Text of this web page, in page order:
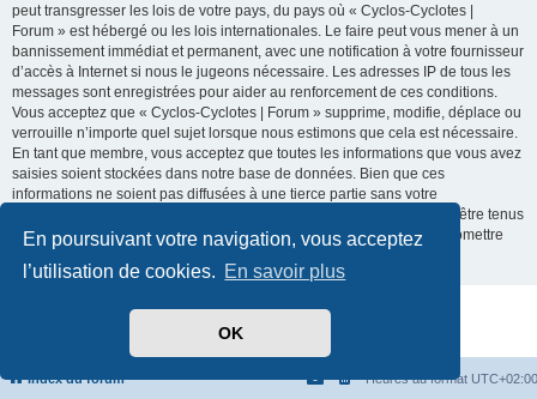
En poursuivant votre navigation, vous acceptez
l’utilisation de cookies. En savoir plus
OK
peut transgresser les lois de votre pays, du pays où « Cyclos-Cyclotes |
Forum » est hébergé ou les lois internationales. Le faire peut vous mener à un
bannissement immédiat et permanent, avec une notification à votre fournisseur
d’accès à Internet si nous le jugeons nécessaire. Les adresses IP de tous les
messages sont enregistrées pour aider au renforcement de ces conditions.
Vous acceptez que « Cyclos-Cyclotes | Forum » supprime, modifie, déplace ou
verrouille n’importe quel sujet lorsque nous estimons que cela est nécessaire.
En tant que membre, vous acceptez que toutes les informations que vous avez
saisies soient stockées dans notre base de données. Bien que ces
informations ne soient pas diffusées à une tierce partie sans votre
consentement, ni « Cyclos-Cyclotes | Forum », ni phpBB ne pourront être tenus
comme responsables en cas de tentative de piratage visant à compromettre
Index du forum Heures au format UTC+02:00
Développé parphpBB® Forum Software © phpBB Limited
Traduit par
Confidentialité|Conditions